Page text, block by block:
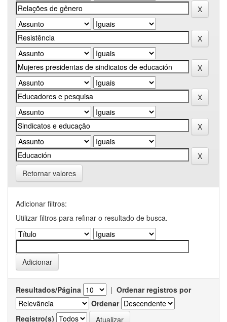
Retornar valores
Adicionar filtros:
Utilizar filtros para refinar o resultado de busca.
Resultados/Página | Ordenar registros por
Ordenar
Registro(s)